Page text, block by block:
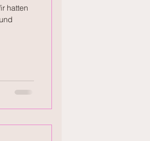
hatten